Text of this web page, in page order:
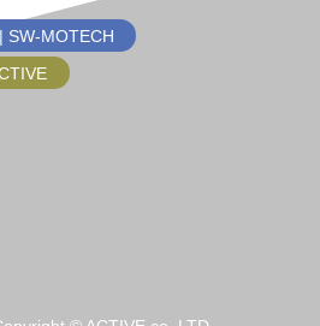
SW-MOTECH